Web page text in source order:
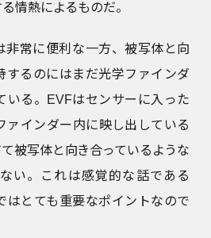
情熱によるものだ。
非常に便利な一方、被写体と向
するのにはまだ光学ファインダ
いる。EVFはセンサーに入った
ァインダー内に映し出している
被写体と向き合っているような
い。これは感覚的な話である
はとても重要なポイントなので